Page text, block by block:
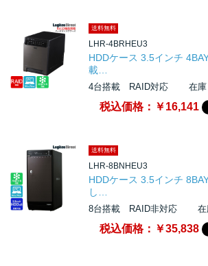
送料無料
LHR-4BRHEU3
HDDケース 3.5インチ
載…
4台搭載 RAID対応 在庫
税込価格： ￥16,141
送料無料
LHR-8BNHEU3
HDDケース 3.5インチ
し…
8台搭載 RAID非対応 在
税込価格： ￥35,838